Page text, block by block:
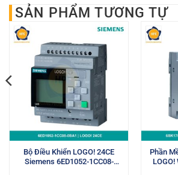
SẢN PHẨM TƯƠNG TỰ
Bộ Điều Khiển LOGO! 24CE
Siemens 6ED1052-1CC08-
Phần